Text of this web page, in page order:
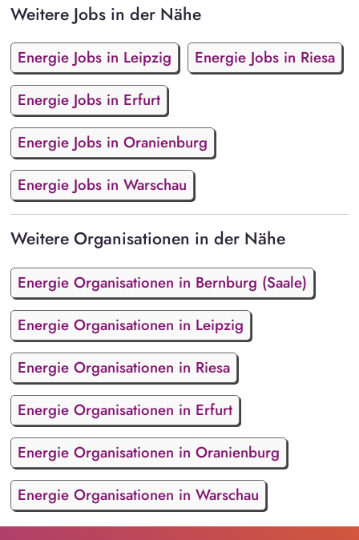
Weitere Jobs in der Nähe
Energie Jobs in Leipzig
Energie Jobs in Riesa
Energie Jobs in Erfurt
Energie Jobs in Oranienburg
Energie Jobs in Warschau
Weitere Organisationen in der Nähe
Energie Organisationen in Bernburg (Saale)
Energie Organisationen in Leipzig
Energie Organisationen in Riesa
Energie Organisationen in Erfurt
Energie Organisationen in Oranienburg
Energie Organisationen in Warschau